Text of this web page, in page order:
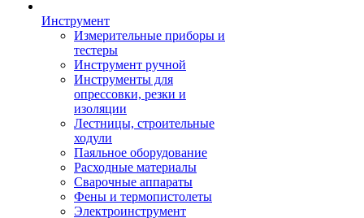
Инструмент
Измерительные приборы и
тестеры
Инструмент ручной
Инструменты для
опрессовки, резки и
изоляции
Лестницы, строительные
ходули
Паяльное оборудование
Расходные материалы
Сварочные аппараты
Фены и термопистолеты
Электроинструмент